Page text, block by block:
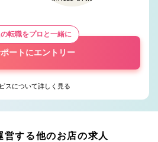
転職をプロと一緒に
ートにエントリー
スについて詳しく見る
営する他のお店の求人